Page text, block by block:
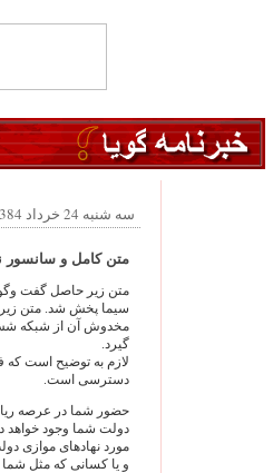
سه شنبه 24 خرداد 1384
متن کامل و سانسور
متن زیر حاصل گفت
سیما پخش شد. متن زیر
مخدوش آن از شبکه شش
گیرد.
لازم به توضیح است که
دسترسی است.
حضور شما در عرصه
دولت شما وجود خواهد
مورد نهادهای موازی
و یا کسانی که مثل